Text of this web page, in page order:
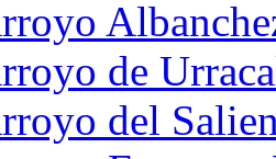
de
del